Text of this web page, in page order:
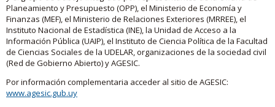
Planeamiento y Presupuesto (OPP), el Ministerio de Economía y
Finanzas (MEF), el Ministerio de Relaciones Exteriores (MRREE), el
Instituto Nacional de Estadística (INE), la Unidad de Acceso a la
Información Pública (UAIP), el Instituto de Ciencia Política de la Facultad
de Ciencias Sociales de la UDELAR, organizaciones de la sociedad civil
(Red de Gobierno Abierto) y AGESIC.
Por información complementaria acceder al sitio de AGESIC:
www.agesic.gub.uy